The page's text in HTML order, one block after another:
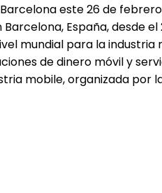
este 26 de
España,
mundial para la
de dinero móvil y
mobile, organizada por